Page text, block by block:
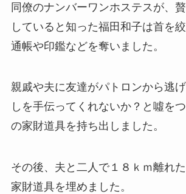
同僚のナンバーワンホステスが、
していると知った福田和子は首を絞
通帳や印鑑などを奪いました。
親戚や夫に友達がパトロンから逃
しを手伝ってくれないか？と噓を
の家財道具を持ち出しました。
その後、夫と二人で１８ｋｍ離れ
家財道具を埋めました。